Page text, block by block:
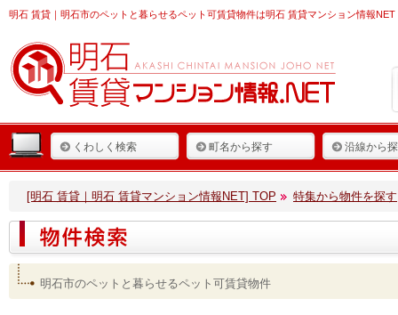
明石 賃貸 ｜明石市のペットと暮らせるペット可賃貸物件は明石 賃貸マンション情報NET
くわしく検索 町名から探す 沿線から
[明石 賃貸｜明石 賃貸マンション情報NET] TOP 特集から物件を探す
明石市のペットと暮らせるペット可賃貸物件